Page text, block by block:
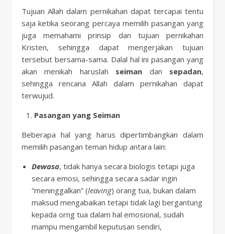
Tujuan Allah dalam pernikahan dapat tercapai tentu
saja ketika seorang percaya memilih pasangan yang
juga memahami prinsip dan tujuan pernikahan
Kristen, sehingga dapat mengerjakan tujuan
tersebut bersama-sama. Dalal hal ini pasangan yang
akan menikah haruslah seiman dan sepadan,
sehingga rencana Allah dalam pernikahan dapat
terwujud.
Pasangan yang Seiman
Beberapa hal yang harus dipertimbangkan dalam
memilih pasangan teman hidup antara lain:
Dewasa, tidak hanya secara biologis tetapi juga
secara emosi, sehingga secara sadar ingin
“meninggalkan” (leaving) orang tua, bukan dalam
maksud mengabaikan tetapi tidak lagi bergantung
kepada orng tua dalam hal emosional, sudah
mampu mengambil keputusan sendiri,